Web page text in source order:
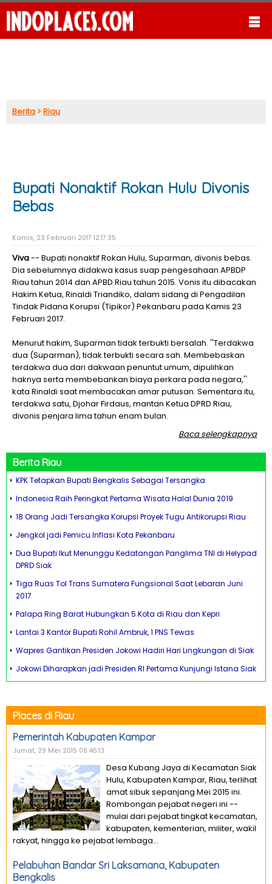
Berita >Riau
Bupati Nonaktif Rokan Hulu Divonis
Bebas
Kamis, 23 Februari 2017 12:17:35
Viva-- Bupati nonaktif Rokan Hulu, Suparman, divonis bebas.
Dia sebelumnya didakwa kasus suap pengesahaan APBDP
Riau tahun 2014 dan APBD Riau tahun 2015. Vonis itu dibacakan
Hakim Ketua, Rinaldi Triandiko, dalam sidang di Pengadilan
Tindak Pidana Korupsi (Tipikor) Pekanbaru pada Kamis 23
Februari 2017.
Menurut hakim, Suparman tidak terbukti bersalah. ''Terdakwa
dua (Suparman), tidak terbukti secara sah. Membebaskan
terdakwa dua dari dakwaan penuntut umum, dipulihkan
haknya serta membebankan biaya perkara pada negara,''
kata Rinaldi saat membacakan amar putusan. Sementara itu,
terdakwa satu, Djohar Firdaus, mantan Ketua DPRD Riau,
divonis penjara lima tahun enam bulan.
Baca selengkapnya
Berita Riau
KPK Tetapkan Bupati Bengkalis Sebagai Tersangka
Indonesia Raih Peringkat Pertama Wisata Halal Dunia 2019
18 Orang Jadi Tersangka Korupsi Proyek Tugu Antikorupsi Riau
Jengkol jadi Pemicu Inflasi Kota Pekanbaru
Dua Bupati Ikut Menunggu Kedatangan Panglima TNI di Helypad
DPRD Siak
Tiga Ruas Tol Trans Sumatera Fungsional Saat Lebaran Juni
2017
Palapa Ring Barat Hubungkan 5 Kota di Riau dan Kepri
Lantai 3 Kantor Bupati Rohil Ambruk, 1 PNS Tewas
Wapres Gantikan Presiden Jokowi Hadiri Hari Lingkungan di Siak
Jokowi Diharapkan jadi Presiden RI Pertama Kunjungi Istana Siak
Places di Riau
Pemerintah Kabupaten Kampar
Jumat, 29 Mei 2015 06:45:13
Desa Kubang Jaya di Kecamatan Siak
Hulu, Kabupaten Kampar, Riau, terlihat
amat sibuk sepanjang Mei 2015 ini.
Rombongan pejabat negeri ini --
mulai dari pejabat tingkat kecamatan,
kabupaten, kementerian, militer, wakil
rakyat, hingga ke pejabat lembaga...
Pelabuhan Bandar Sri Laksamana, Kabupaten
Bengkalis